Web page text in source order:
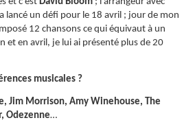
lancé un défi pour le 18 avril ; jour de mon
12 chansons ce qui équivaut à un
et en avril, je lui ai présenté plus de 20
musicales ?
Jim Morrison, Amy Winehouse, The
Odezenne…